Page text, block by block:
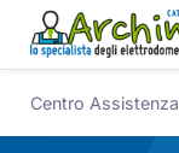
Centro Assistenza